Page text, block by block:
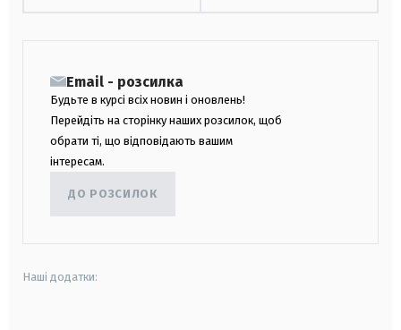
Email - розсилка
Будьте в курсі всіх новин і оновлень!
Перейдіть на сторінку наших розсилок, щоб
обрати ті, що відповідають вашим
інтересам.
ДО РОЗСИЛОК
Наші додатки: